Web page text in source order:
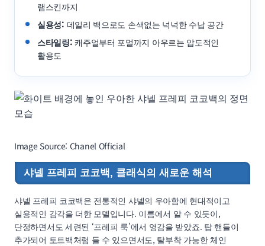
램스킨까지
실용성: 데일리 백으로도 손색없는 넉넉한 수납 공간
스타일링: 캐주얼부터 포멀까지 아우르는 압도적인
활용도
Image Source: Chanel Official
샤넬 프레피 코코백, 클래식의 새로운 해석
샤넬 프레피 코코백은 전통적인 샤넬의 우아함에 현대적이고
실용적인 감각을 더한 모델입니다. 이름에서 알 수 있듯이,
단정하면서도 세련된 ‘프레피 룩’에서 영감을 받았죠. 탑 핸들이
추가되어 토트백처럼 들 수 있으면서도, 탈부착 가능한 체인